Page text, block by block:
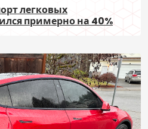
легковых
примерно на 40%